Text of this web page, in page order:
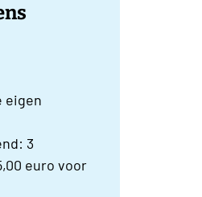
eigen
3
euro voor